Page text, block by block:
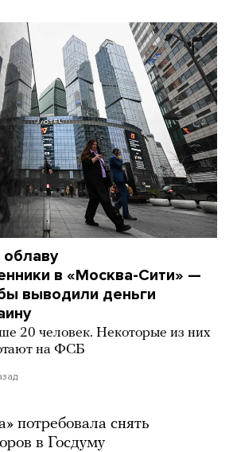
в «Москва-Сити» —
выводили деньги
20 человек. Некоторые из них
на ФСБ
потребовала снять
в Госдуму